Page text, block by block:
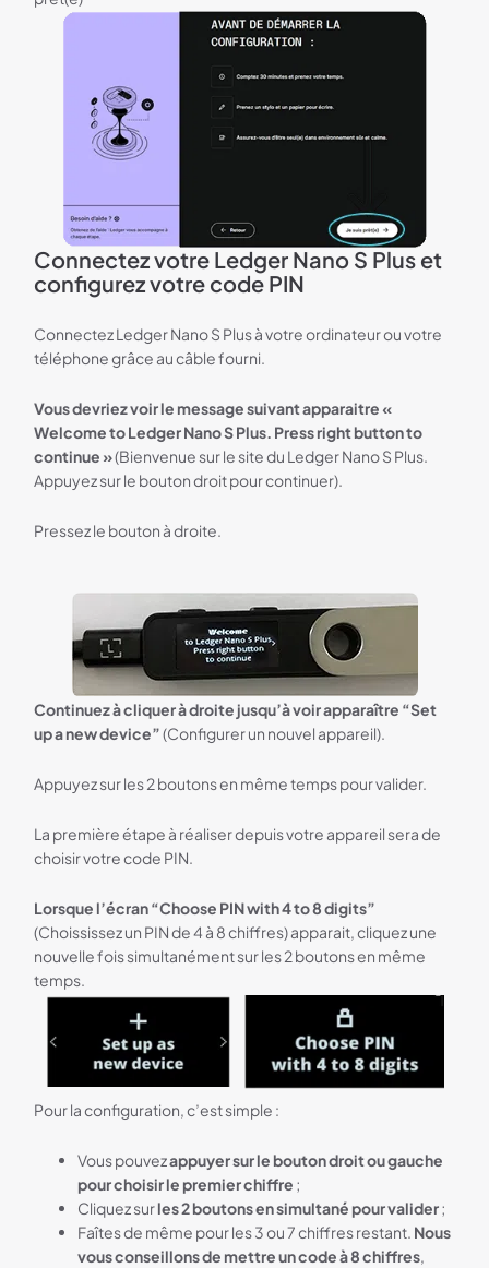
Connectez votre Ledger Nano S Plus et
configurez votre code PIN
Connectez Ledger Nano S Plus à votre ordinateur ou votre
téléphone grâce au câble fourni.
Vous devriez voir le message suivant apparaitre «
Welcome to Ledger Nano S Plus. Press right button to
continue »(Bienvenue sur le site du Ledger Nano S Plus.
Appuyez sur le bouton droit pour continuer).
Pressez le bouton à droite.
Continuez à cliquer à droite jusqu’à voir apparaître “Set
up a new device”(Configurer un nouvel appareil).
Appuyez sur les 2 boutons en même temps pour valider.
La première étape à réaliser depuis votre appareil sera de
choisir votre code PIN.
Lorsque l’écran “Choose PIN with 4 to 8 digits”
(Choississez un PIN de 4 à 8 chiffres) apparait, cliquez une
nouvelle fois simultanément sur les 2 boutons en même
temps.
Pour la configuration, c’est simple :
Vous pouvezappuyer sur le bouton droit ou gauche
pour choisir le premier chiffre ;
Cliquez surles 2 boutons en simultané pour valider;
Faîtes de même pour les 3 ou 7 chiffres restant. Nous
vous conseillons de mettre un code à 8 chiffres,